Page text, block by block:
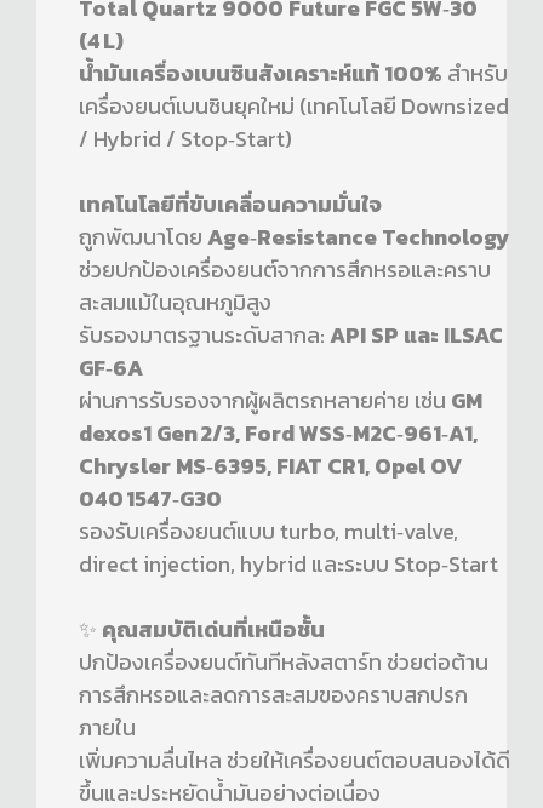
Total Quartz 9000 Future FGC 5W‑30
(4 L)
น้ำมันเครื่องเบนซินสังเคราะห์แท้ 100% สำหรับ
เครื่องยนต์เบนซินยุคใหม่ (เทคโนโลยี Downsized
/ Hybrid / Stop‑Start)
เทคโนโลยีที่ขับเคลื่อนความมั่นใจ
ถูกพัฒนาโดยAge‑Resistance Technology
ช่วยปกป้องเครื่องยนต์จากการสึกหรอและคราบ
สะสมแม้ในอุณหภูมิสูง
รับรองมาตรฐานระดับสากล:API SP และ ILSAC
GF‑6A
ผ่านการรับรองจากผู้ผลิตรถหลายค่าย เช่น GM
dexos1 Gen 2/3, Ford WSS‑M2C‑961‑A1,
Chrysler MS‑6395, FIAT CR1, Opel OV
040 1547‑G30
รองรับเครื่องยนต์แบบ turbo, multi‑valve,
direct injection, hybrid และระบบ Stop‑Start
✨ คุณสมบัติเด่นที่เหนือชั้น
ปกป้องเครื่องยนต์ทันทีหลังสตาร์ท ช่วยต่อต้าน
การสึกหรอและลดการสะสมของคราบสกปรก
ภายใน
เพิ่มความลื่นไหล ช่วยให้เครื่องยนต์ตอบสนองได้ดี
ขึ้นและประหยัดน้ำมันอย่างต่อเนื่อง